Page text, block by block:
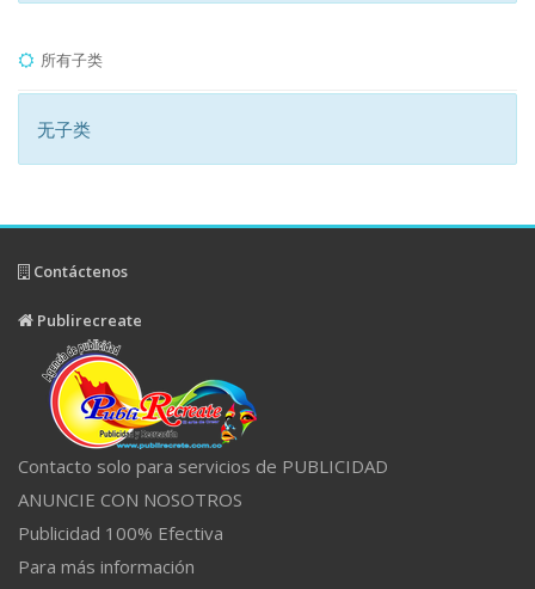
所有子类
无子类
Contáctenos
Publirecreate
Contacto solo para servicios de PUBLICIDAD
ANUNCIE CON NOSOTROS
Publicidad 100% Efectiva
Para más información